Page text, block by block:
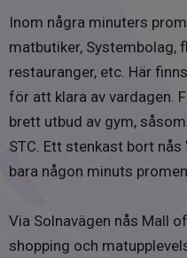
350 kr/kvartal.
Tv och bredband
Föreningen är ansluten till
Ownit. Bredband 100
bredbandstillägg om 145
Överlåtelseavgift
Pantsättningsavgift
537 kr
Inom några minuters
matbutiker, Systembolag,
restauranger, etc. Här
för att klara av vardagen.
brett utbud av gym,
STC. Ett stenkast bort
bara någon minuts
Via Solnavägen nås Mall
shopping och